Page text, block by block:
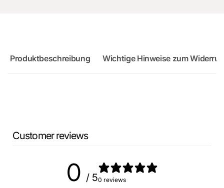
Produktbeschreibung Wichtige Hinweise zum
Customer reviews
0 / 50 reviews